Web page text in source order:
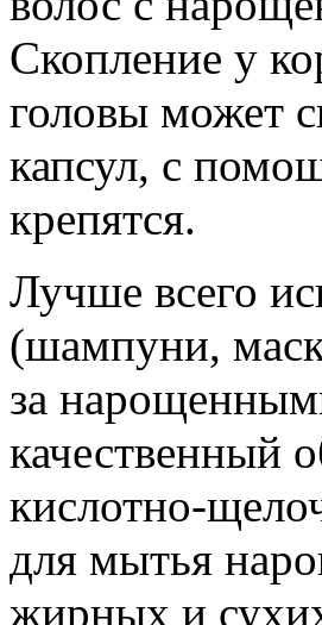
Скопление у
головы может
капсул, с
крепятся.
Лучше всего
(шампуни,
за
качественный
кислотно-
для мытья
жирных и